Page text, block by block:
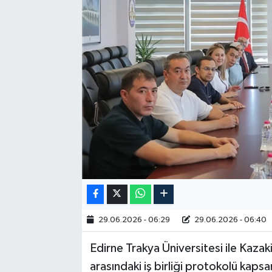
29.06.2026 - 06:29 29.06.2026 - 06:40
Edirne Trakya Üniversitesi ile
arasındaki iş birliği protokolü
RESMİ İLAN